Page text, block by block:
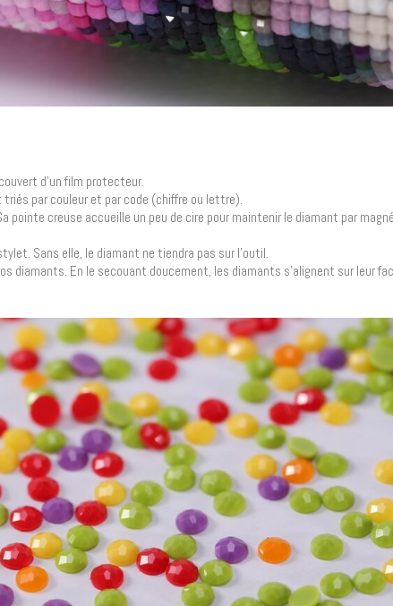
d’un film protecteur.
par couleur et par code (chiffre ou lettre).
pointe creuse accueille un peu de cire pour maintenir le diamant par
Sans elle, le diamant ne tiendra pas sur l’outil.
diamants. En le secouant doucement, les diamants s’alignent sur leur